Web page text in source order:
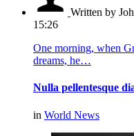
Written by
15:26
One morning, when
dreams, he…
Nulla pellentesque
in World News